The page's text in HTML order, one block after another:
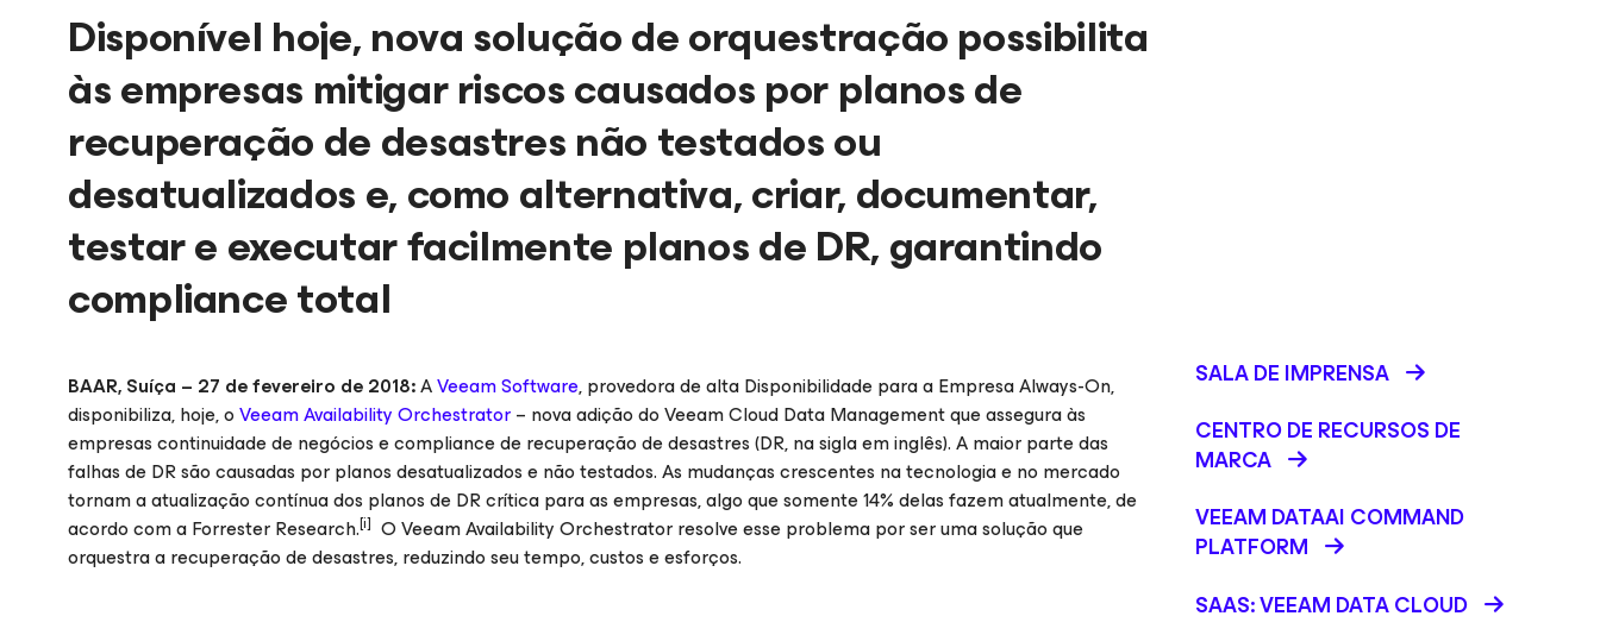
Disponível hoje, nova solução de orquestração possibilita
às empresas mitigar riscos causados por planos de
recuperação de desastres não testados ou
desatualizados e, como alternativa, criar, documentar,
testar e executar facilmente planos de DR, garantindo
compliance total
BAAR, Suíça – 27 de fevereiro de 2018:AVeeam Software, provedora de altaDisponibilidade para a Empresa Always-On,
disponibiliza, hoje, oVeeam Availability Orchestrator– nova adição do Veeam Cloud Data Management que assegura às
empresas continuidade de negócios e compliance de recuperação de desastres (DR, na sigla em inglês). A maior parte das
falhas de DR são causadas por planos desatualizados e não testados. As mudanças crescentes na tecnologia e no mercado
tornam a atualização contínua dos planos de DR crítica para as empresas, algo que somente 14% delas fazem atualmente, de
acordo com a Forrester Research.[i] O Veeam Availability Orchestrator resolve esse problema por ser uma solução que
orquestra a recuperação de desastres, reduzindo seu tempo, custos e esforços.
SALA DE IMPRENSA
CENTRO DE RECURSOS DE
MARCA
VEEAM DATAAI COMMAND
PLATFORM
SAAS: VEEAM DATA CLOUD